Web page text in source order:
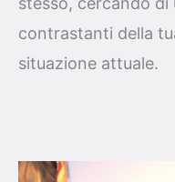
contrastanti della
situazione attuale.